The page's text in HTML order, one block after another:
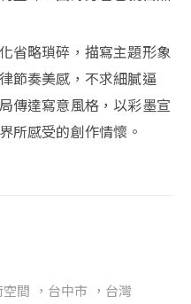
省略瑣碎，描寫主題形象
節奏美感，不求細膩逼
傳達寫意風格，以彩墨宣
所感受的創作情懷。
空間 ，台中市 ，台灣